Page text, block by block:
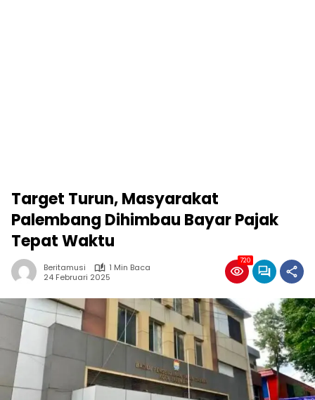
Target Turun, Masyarakat
Palembang Dihimbau Bayar Pajak
Tepat Waktu
Beritamusi
1 Min Baca
24 Februari 2025
720